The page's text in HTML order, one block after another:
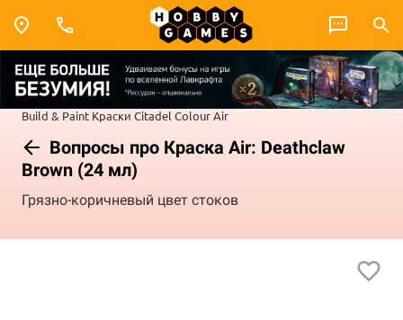
Build & Paint Краски Citadel ColourAir
Вопросы про Краска Air: Deathclaw
Brown (24 мл)
Грязно-коричневый цвет стоков